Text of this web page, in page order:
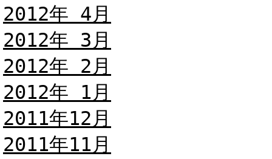
2012年 4月
2012年 3月
2012年 2月
2012年 1月
2011年12月
2011年11月